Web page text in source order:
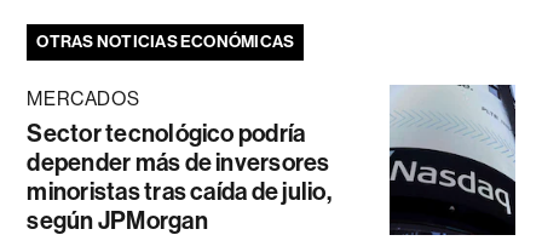
OTRAS NOTICIAS ECONÓMICAS
MERCADOS
Sector tecnológico podría
depender más de inversores
minoristas tras caída de julio,
según JPMorgan